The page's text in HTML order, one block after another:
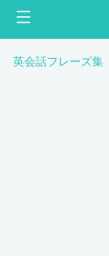
英会話フレーズ集